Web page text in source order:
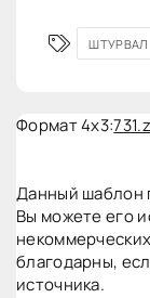
ШТУРВАЛ
Формат 4x3:
Данный шаблон
Вы можете его
благодарны,
источника.